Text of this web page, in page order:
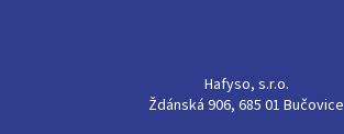
Hafyso, s.r.o.
Ždánská 906, 685 01 Bučovice